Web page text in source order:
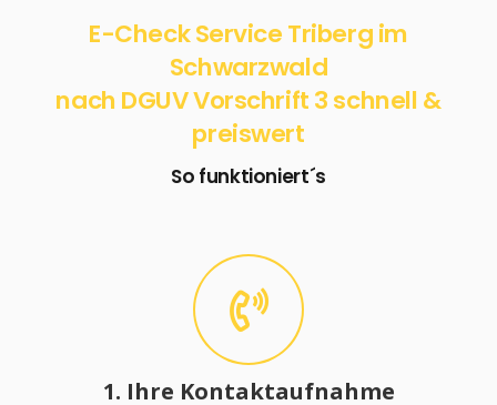
E-Check Service Triberg im
Schwarzwald
nach DGUV Vorschrift 3 schnell &
preiswert
So funktioniert´s
1. Ihre Kontaktaufnahme